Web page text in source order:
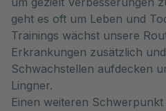
geht es oft um Leben und
Trainings wächst unsere
Erkrankungen zusätzlich
Schwachstellen aufdecken
Lingner.
Einen weiteren